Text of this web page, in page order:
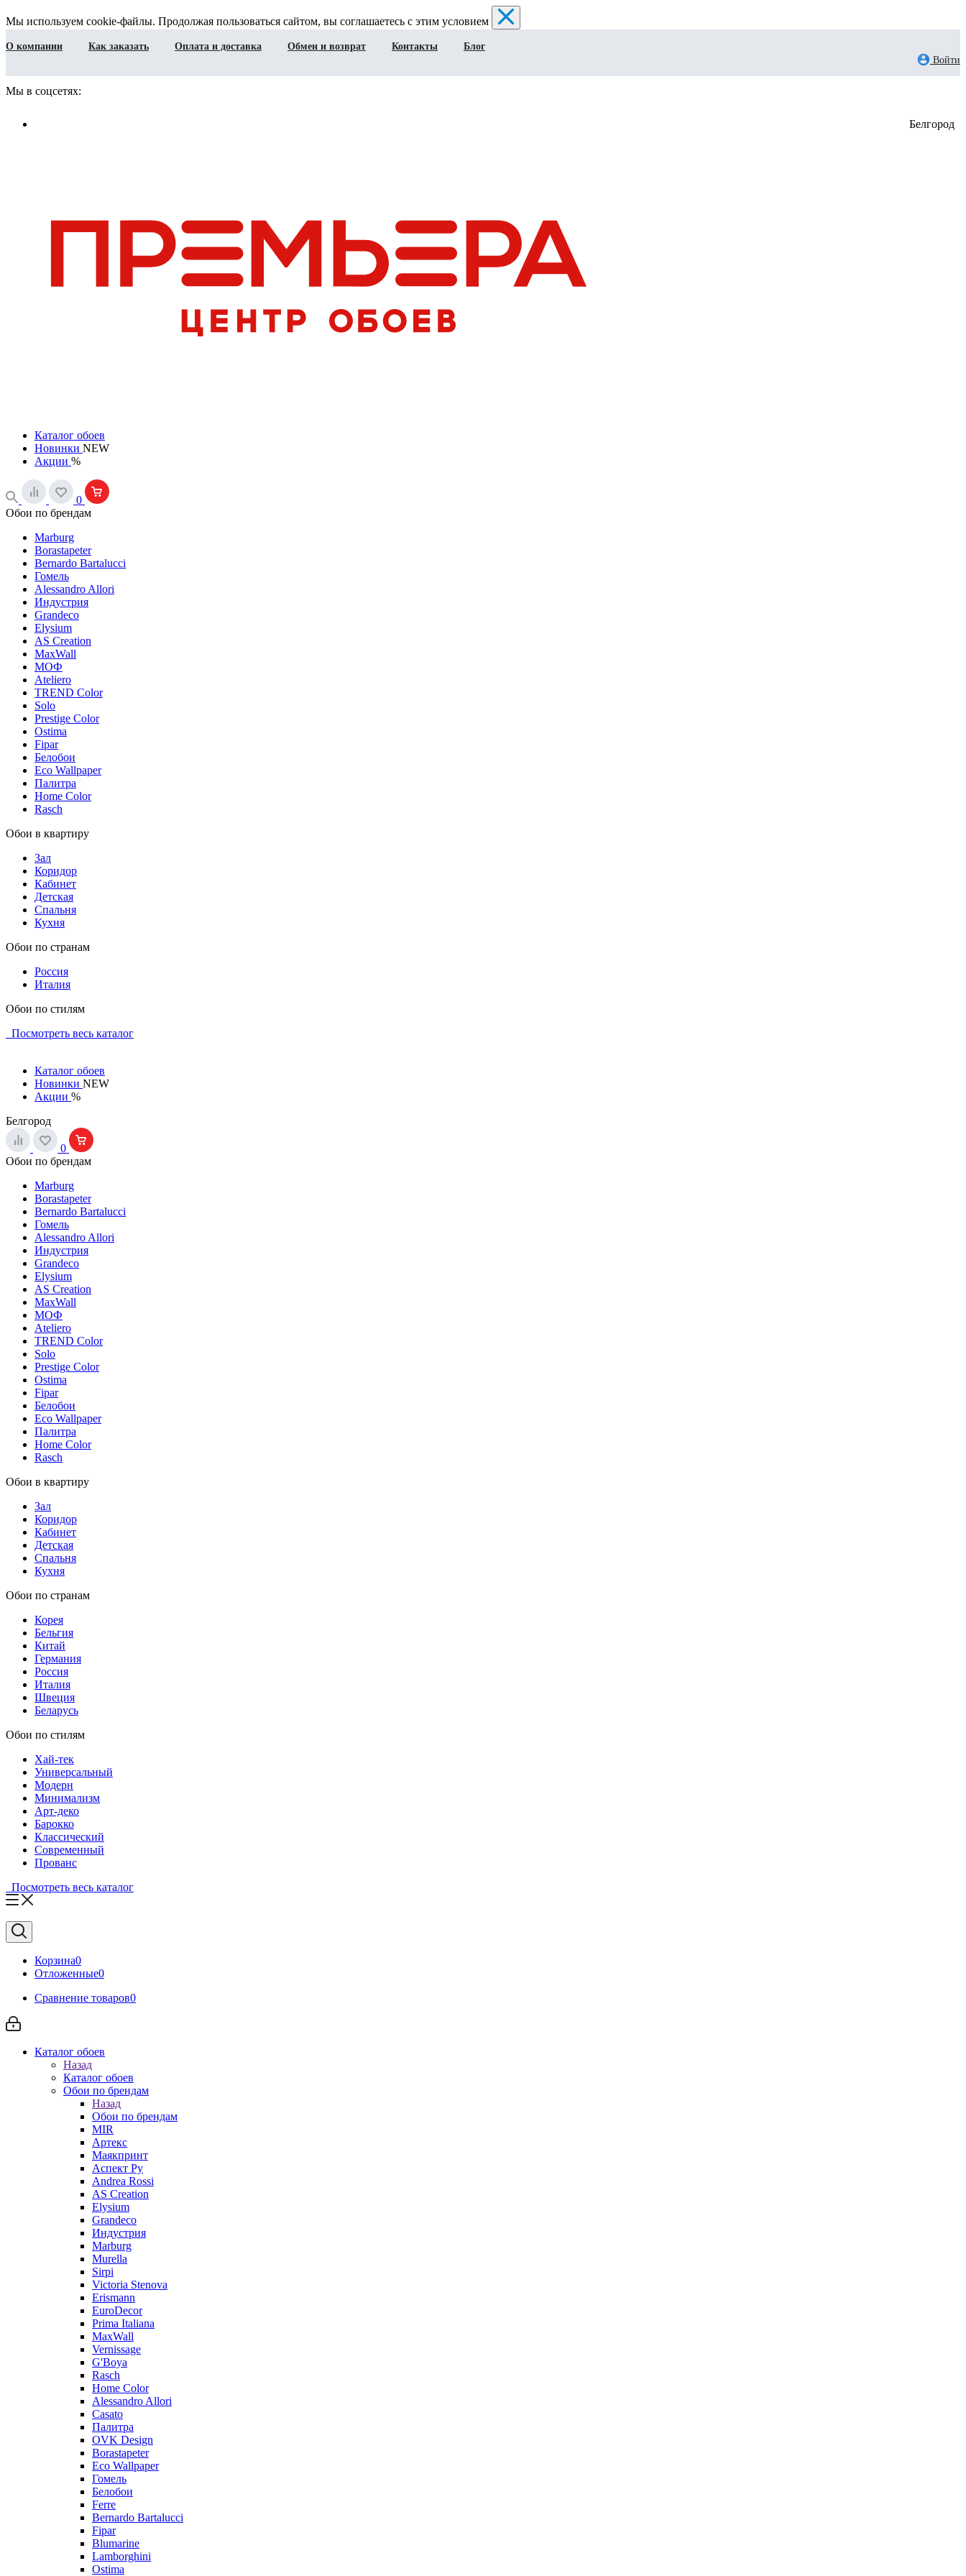
Мы используем cookie-файлы. Продолжая пользоваться сайтом, вы соглашаетесь с этим условием
О компании Как заказать Оплата и доставка Обмен и возврат Контакты
Блог
Войти
Мы в соцсетях:
Белгород
Каталог обоев
Новинки NEW
Акции %
0
Обои по брендам
Marburg
Borastapeter
Bernardo Bartalucci
Гомель
Alessandro Allori
Индустрия
Grandeco
Elysium
AS Creation
MaxWall
МОФ
Ateliero
TREND Color
Solo
Prestige Color
Ostima
Fipar
Белобои
Eco Wallpaper
Палитра
Home Color
Rasch
Обои в квартиру
Зал
Коридор
Кабинет
Детская
Спальня
Кухня
Обои по странам
Россия
Италия
Обои по стилям
Посмотреть весь каталог
Каталог обоев
Новинки NEW
Акции %
Белгород
0
Обои по брендам
Marburg
Borastapeter
Bernardo Bartalucci
Гомель
Alessandro Allori
Индустрия
Grandeco
Elysium
AS Creation
MaxWall
МОФ
Ateliero
TREND Color
Solo
Prestige Color
Ostima
Fipar
Белобои
Eco Wallpaper
Палитра
Home Color
Rasch
Обои в квартиру
Зал
Коридор
Кабинет
Детская
Спальня
Кухня
Обои по странам
Корея
Бельгия
Китай
Германия
Россия
Италия
Швеция
Беларусь
Обои по стилям
Хай-тек
Универсальный
Модерн
Минимализм
Арт-деко
Барокко
Классический
Современный
Прованс
Посмотреть весь каталог
Корзина0
Отложенные0
Сравнение товаров0
Каталог обоев
Назад
Каталог обоев
Обои по брендам
Назад
Обои по брендам
MIR
Артекс
Маякпринт
Аспект Ру
Andrea Rossi
AS Creation
Elysium
Grandeco
Индустрия
Marburg
Murella
Sirpi
Victoria Stenova
Erismann
EuroDecor
Prima Italiana
MaxWall
Vernissage
G'Boya
Rasch
Home Color
Alessandro Allori
Casato
Палитра
OVK Design
Borastapeter
Eco Wallpaper
Гомель
Белобои
Ferre
Bernardo Bartalucci
Fipar
Blumarine
Lamborghini
Ostima